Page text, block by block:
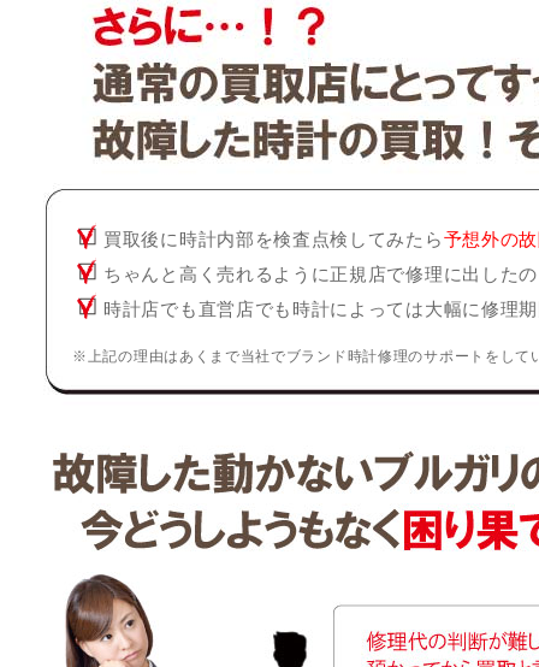
買取後に時計内部を検査点検してみたら予想外の
ちゃんと高く売れるように正規店で修理に出した
時計店でも直営店でも時計によっては大幅に修理
※上記の理由はあくまで当社でブランド時計修理のサポートをし